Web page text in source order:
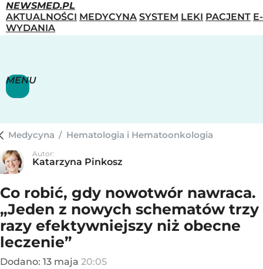
NEWSMED.PL
AKTUALNOŚCI MEDYCYNA SYSTEM LEKI PACJENT E-
WYDANIA
MENU
Medycyna / Hematologia i Hematoonkologia
Autor:
Katarzyna Pinkosz
Co robić, gdy nowotwór nawraca.
„Jeden z nowych schematów trzy
razy efektywniejszy niż obecne
leczenie”
Dodano: 13 maja 20:05